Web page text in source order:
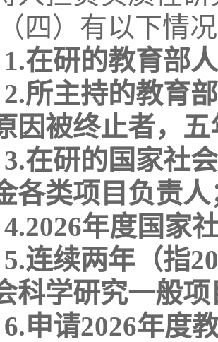
（四）有以下情
1.在研的教育部
2.所主持的教育
因被终止者，
3.在研的国家社
各类项目负责人
4.2026年度国家
5.连续两年（指
科学研究一般
6.申请2026年度